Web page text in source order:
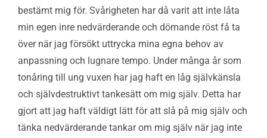
bestämt mig för. Svårigheten har då varit att inte låta
min egen inre nedvärderande och dömande röst få ta
över när jag försökt uttrycka mina egna behov av
anpassning och lugnare tempo. Under många år som
tonåring till ung vuxen har jag haft en låg självkänsla
och självdestruktivt tankesätt om mig själv. Detta har
gjort att jag haft väldigt lätt för att slå på mig själv och
tänka nedvärderande tankar om mig själv när jag inte